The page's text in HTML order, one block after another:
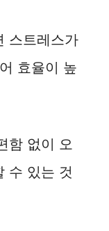
스트레스가
효율이 높
함 없이 오
수 있는 것